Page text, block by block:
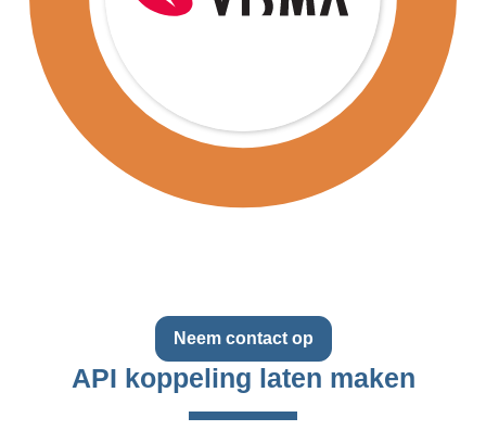
Neem contact op
API koppeling laten maken